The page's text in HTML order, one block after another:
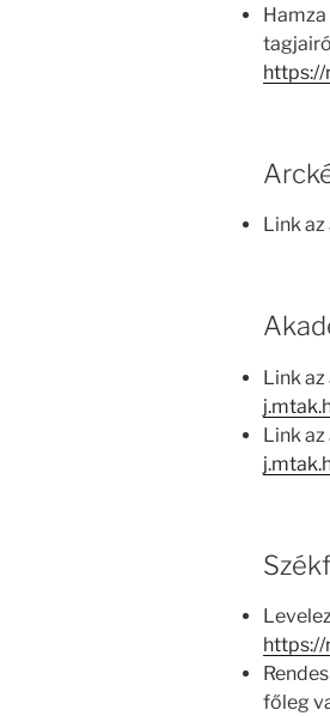
https://
Link
Link az
Link az
https://
főleg